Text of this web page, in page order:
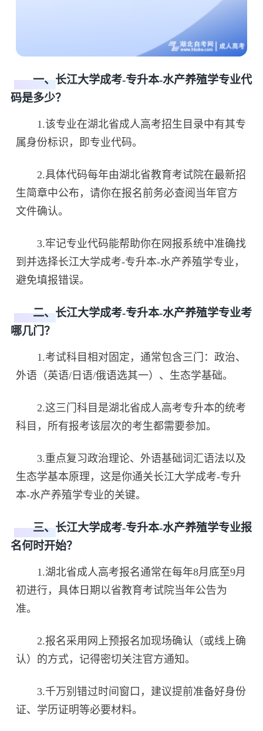
一、长江大学成考-专升本-水产养殖学专业代
码是多少？
1.该专业在湖北省成人高考招生目录中有其专
属身份标识，即专业代码。
2.具体代码每年由湖北省教育考试院在最新招
生简章中公布，请你在报名前务必查阅当年官方
文件确认。
3.牢记专业代码能帮助你在网报系统中准确找
到并选择长江大学成考-专升本-水产养殖学专业，
避免填报错误。
二、长江大学成考-专升本-水产养殖学专业考
哪几门？
1.考试科目相对固定，通常包含三门：政治、
外语（英语/日语/俄语选其一）、生态学基础。
2.这三门科目是湖北省成人高考专升本的统考
科目，所有报考该层次的考生都需要参加。
3.重点复习政治理论、外语基础词汇语法以及
生态学基本原理，这是你通关长江大学成考-专升
本-水产养殖学专业的关键。
三、长江大学成考-专升本-水产养殖学专业报
名何时开始？
1.湖北省成人高考报名通常在每年8月底至9月
初进行，具体日期以省教育考试院当年公告为
准。
2.报名采用网上预报名加现场确认（或线上确
认）的方式，记得密切关注官方通知。
3.千万别错过时间窗口，建议提前准备好身份
证、学历证明等必要材料。